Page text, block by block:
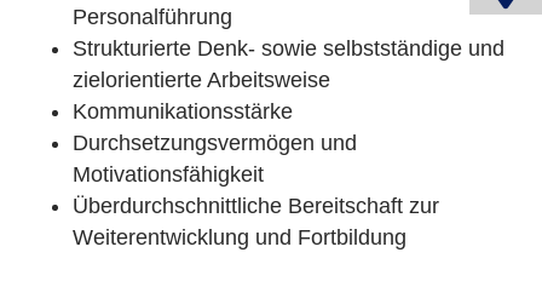
Personalführung
Strukturierte Denk- sowie selbstständige und
zielorientierte Arbeitsweise
Kommunikationsstärke
Durchsetzungsvermögen und
Motivationsfähigkeit
Überdurchschnittliche Bereitschaft zur
Weiterentwicklung und Fortbildung